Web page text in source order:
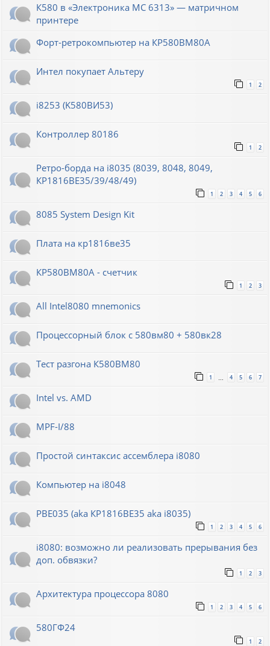
К580 в «Электроника МС 6313» — матричном
принтере
Форт-ретрокомпьютер на КР580ВМ80А
Интел покупает Альтеру
1 2
i8253 (K580ВИ53)
Контроллер 80186
1 2
Ретро-борда на i8035 (8039, 8048, 8049,
КР1816ВЕ35/39/48/49)
1 2 3 4 5 6
8085 System Design Kit
Плата на кр1816ве35
КР580ВМ80А - счетчик
1 2 3
All Intel8080 mnemonics
Процессорный блок с 580вм80 + 580вк28
Тест разгона К580ВМ80
1 … 4 5 6 7
Intel vs. AMD
MPF-I/88
Простой синтаксис ассемблера i8080
Компьютер на i8048
РВЕ035 (aka КР1816ВЕ35 aka i8035)
1 2 3 4 5 6
i8080: возможно ли реализовать прерывания без
доп. обвязки?
1 2 3
Архитектура процессора 8080
1 2 3 4 5 6
580ГФ24
1 2